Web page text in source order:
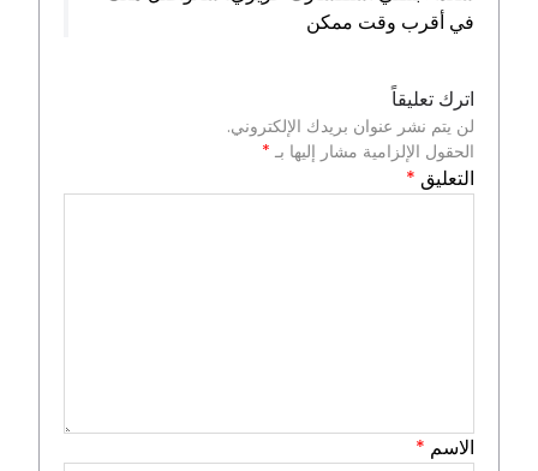
في أقرب وقت ممكن
اترك تعليقاً
لن يتم نشر عنوان بريدك الإلكتروني.
الحقول الإلزامية مشار إليها بـ *
التعليق *
الاسم *